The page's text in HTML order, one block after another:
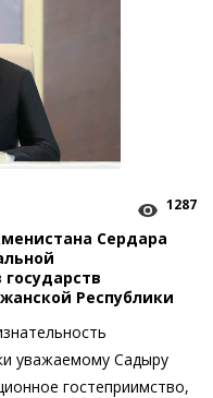
1287
Сердара
Республики
уважаемому Садыру
гостеприимство,